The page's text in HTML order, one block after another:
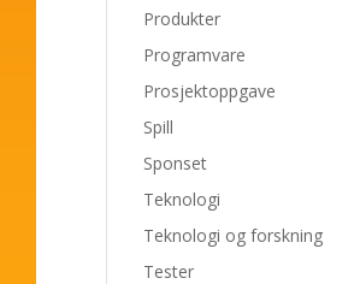
Produkter
Programvare
Prosjektoppgave
Spill
Sponset
Teknologi
Teknologi og forskning
Tester